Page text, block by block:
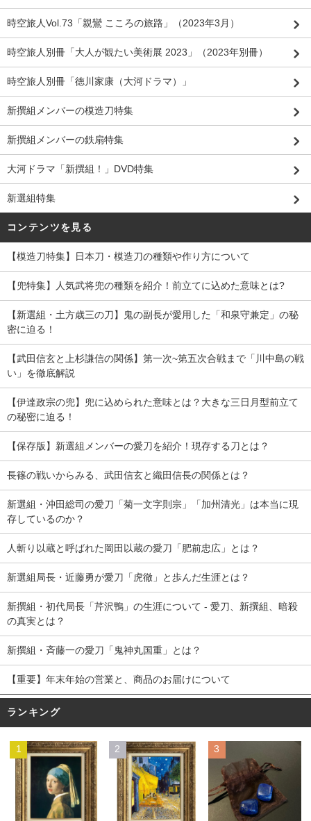
時空旅人Vol.73「親鸞 こころの旅路」（2023年3月）
時空旅人別冊「大人が観たい美術展 2023」（2023年別冊）
時空旅人別冊「徳川家康（大河ドラマ）」
新撰組メンバーの模造刀特集
新撰組メンバーの鉄扇特集
大河ドラマ「新撰組！」DVD特集
新選組特集
コンテンツを見る
【模造刀特集】日本刀・模造刀の種類や作り方について
【兜特集】人気武将兜の種類を紹介！前立てに込めた意味とは?
【新選組・土方歳三の刀】鬼の副長が愛用した「和泉守兼定」の秘
密に迫る！
【武田信玄と上杉謙信の関係】第一次~第五次合戦まで「川中島の戦
い」を徹底解説
【伊達政宗の兜】兜に込められた意味とは？大きな三日月型前立て
の秘密に迫る！
【保存版】新選組メンバーの愛刀を紹介！現存する刀とは？
長篠の戦いからみる、武田信玄と織田信長の関係とは？
新選組・沖田総司の愛刀「菊一文字則宗」「加州清光」は本当に現
存しているのか？
人斬り以蔵と呼ばれた岡田以蔵の愛刀「肥前忠広」とは？
新選組局長・近藤勇が愛刀「虎徹」と歩んだ生涯とは？
新撰組・初代局長「芹沢鴨」の生涯について - 愛刀、新撰組、暗殺
の真実とは？
新撰組・斉藤一の愛刀「鬼神丸国重」とは？
【重要】年末年始の営業と、商品のお届けについて
ランキング
1 2 3